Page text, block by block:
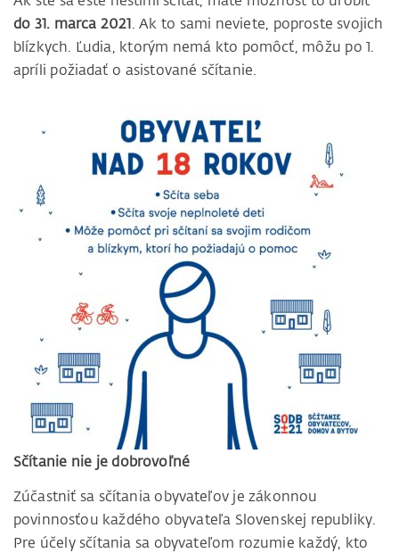
do 31. marca 2021. Ak to sami neviete, poproste svojich
blízkych. Ľudia, ktorým nemá kto pomôcť, môžu po 1.
apríli požiadať o asistované sčítanie.
Sčítanie nie je dobrovoľné
Zúčastniť sa sčítania obyvateľov je zákonnou
povinnosťou každého obyvateľa Slovenskej republiky.
Pre účely sčítania sa obyvateľom rozumie každý, kto